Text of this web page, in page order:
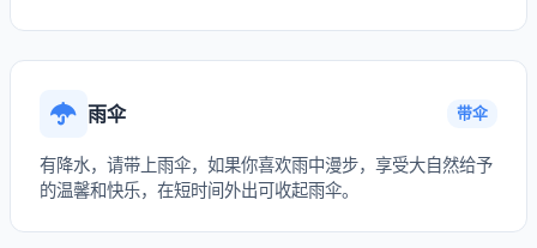
雨伞 带伞
有降水，请带上雨伞，如果你喜欢雨中漫步，享受大自然给予
的温馨和快乐，在短时间外出可收起雨伞。